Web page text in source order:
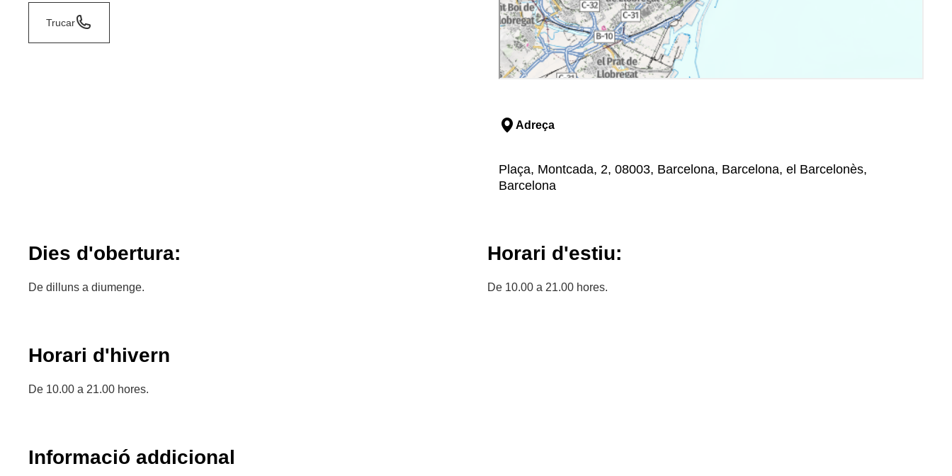
Trucar
Adreça
Plaça, Montcada, 2, 08003, Barcelona, Barcelona, el Barcelonès,
Barcelona
Dies d'obertura:
De dilluns a diumenge.
Horari d'estiu:
De 10.00 a 21.00 hores.
Horari d'hivern
De 10.00 a 21.00 hores.
Informació addicional